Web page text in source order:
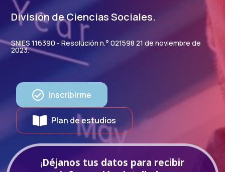
División de Ciencias Sociales.
SNIES 116390 - Resolución n.° 021598 21 de noviembre de
2023.
Inscribirme
Plan de estudios